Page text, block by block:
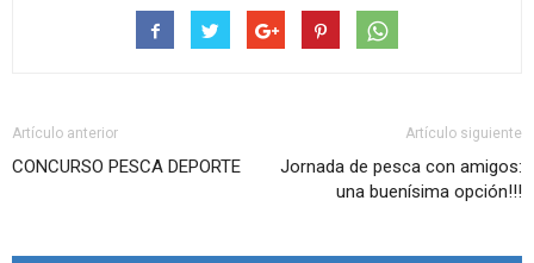
Artículo anterior
CONCURSO PESCA DEPORTE
Artículo siguiente
Jornada de pesca con amigos:
una buenísima opción!!!